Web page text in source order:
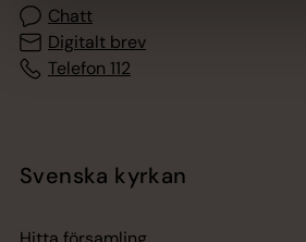
Chatt
Digitalt brev
Telefon 112
Svenska kyrkan